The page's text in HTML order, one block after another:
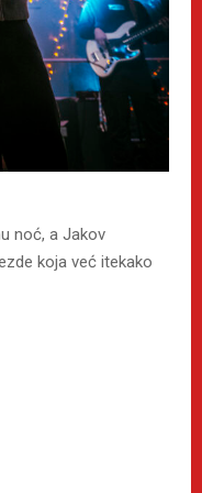
noć, a Jakov
koja već itekako